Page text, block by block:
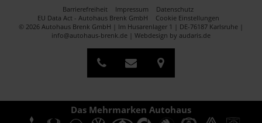
Barrierefreiheit Impressum
Datenschutz
EU Data Act - Autohaus Brenk GmbH
Cookie Einstellungen
© 2026 Autohaus Brenk GmbH | Im Husarenlager 1 | DE-76187 Karlsruhe |
info@autohaus-brenk.de | Webdesign by audaris.de
Das Mehrmarken Autohaus